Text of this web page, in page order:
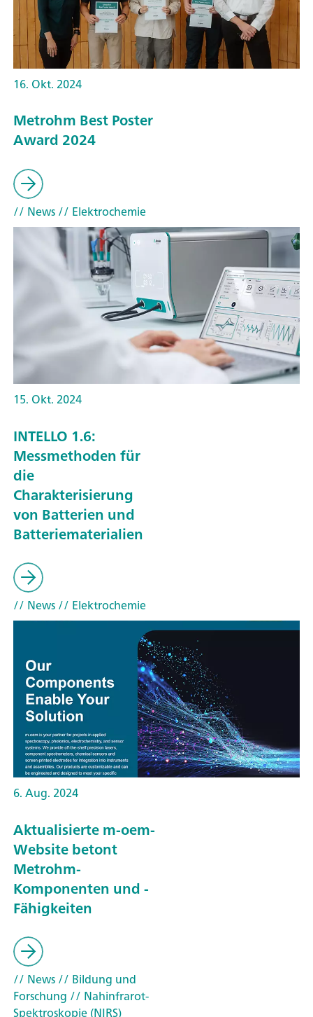
16. Okt. 2024
Metrohm Best Poster
Award 2024
// News// Elektrochemie
15. Okt. 2024
INTELLO 1.6:
Messmethoden für
die
Charakterisierung
von Batterien und
Batteriematerialien
// News// Elektrochemie
6. Aug. 2024
Aktualisierte m-oem-
Website betont
Metrohm-
Komponenten und -
Fähigkeiten
// News// Bildung und
Forschung // Nahinfrarot-